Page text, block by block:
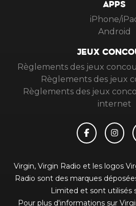
APPS
iPhone/
Android
JEUX
Règlements des jeux
Règlements des jeux
Règlements des jeux
internet
Virgin, Virgin Radio et les logos
Radio sont des marques
Limited et sont utilisés
Pour plus d'informations sur